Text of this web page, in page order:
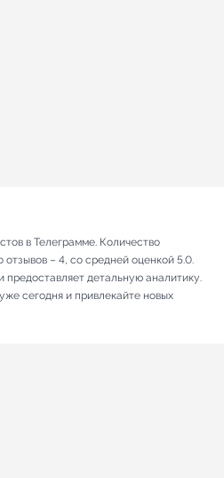
в Телеграмме. Количество
отзывов – 4, со средней оценкой 5.0.
детальную аналитику.
сегодня и привлекайте новых